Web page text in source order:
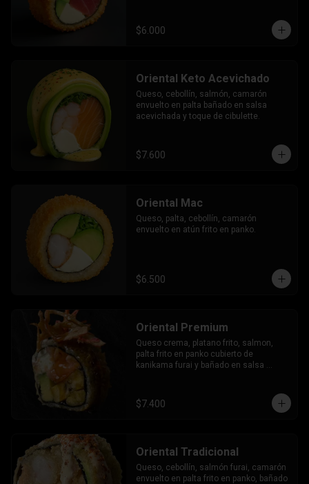
$6.000
Oriental Keto Acevichado
Queso, cebollín, salmón, camarón
envuelto en palta bañado en salsa
acevichada y toque de cibulette.
$7.600
Oriental Mac
Queso, palta, cebollín, camarón
envuelto en atún frito en panko.
$6.500
Oriental Premium
Queso crema, platano frito, salmon,
palta frito en panko cubierto de
kanikama furai y bañado en salsa
$7.400
Oriental Tradicional
Queso, cebollín, salmón furai, camarón
envuelto en palta frito en panko, bañado